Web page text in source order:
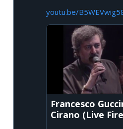
youtu.be/
Francesco
Cirano (Live